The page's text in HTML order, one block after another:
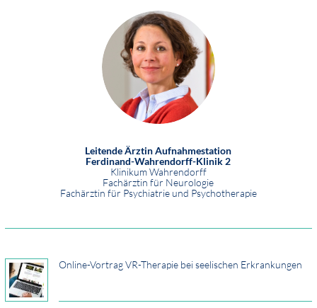
Leitende Ärztin Aufnahmestation
Ferdinand-Wahrendorff-Klinik 2
Klinikum Wahrendorff
Fachärztin für Neurologie
Fachärztin für Psychiatrie und Psychotherapie
Online-Vortrag VR-Therapie bei seelischen Erkrankungen